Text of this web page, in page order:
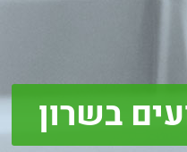
בשרון